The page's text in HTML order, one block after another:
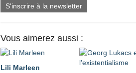
S'inscrire à la newsletter
Vous aimerez aussi :
Lili Marleen